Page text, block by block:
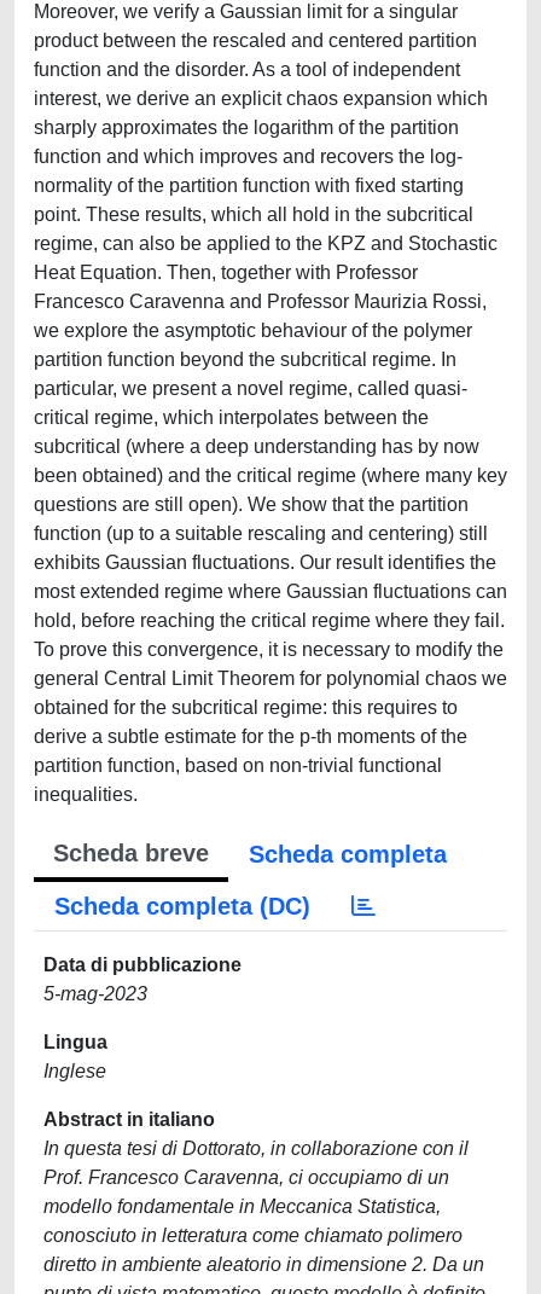
Moreover, we verify a Gaussian limit for a singular
product between the rescaled and centered partition
function and the disorder. As a tool of independent
interest, we derive an explicit chaos expansion which
sharply approximates the logarithm of the partition
function and which improves and recovers the log-
normality of the partition function with fixed starting
point. These results, which all hold in the subcritical
regime, can also be applied to the KPZ and Stochastic
Heat Equation. Then, together with Professor
Francesco Caravenna and Professor Maurizia Rossi,
we explore the asymptotic behaviour of the polymer
partition function beyond the subcritical regime. In
particular, we present a novel regime, called quasi-
critical regime, which interpolates between the
subcritical (where a deep understanding has by now
been obtained) and the critical regime (where many key
questions are still open). We show that the partition
function (up to a suitable rescaling and centering) still
exhibits Gaussian fluctuations. Our result identifies the
most extended regime where Gaussian fluctuations can
hold, before reaching the critical regime where they fail.
To prove this convergence, it is necessary to modify the
general Central Limit Theorem for polynomial chaos we
obtained for the subcritical regime: this requires to
derive a subtle estimate for the p-th moments of the
partition function, based on non-trivial functional
inequalities.
Scheda breve
Scheda completa
Scheda completa (DC)
Data di pubblicazione
5-mag-2023
Lingua
Inglese
Abstract in italiano
In questa tesi di Dottorato, in collaborazione con il
Prof. Francesco Caravenna, ci occupiamo di un
modello fondamentale in Meccanica Statistica,
conosciuto in letteratura come chiamato polimero
diretto in ambiente aleatorio in dimensione 2. Da un